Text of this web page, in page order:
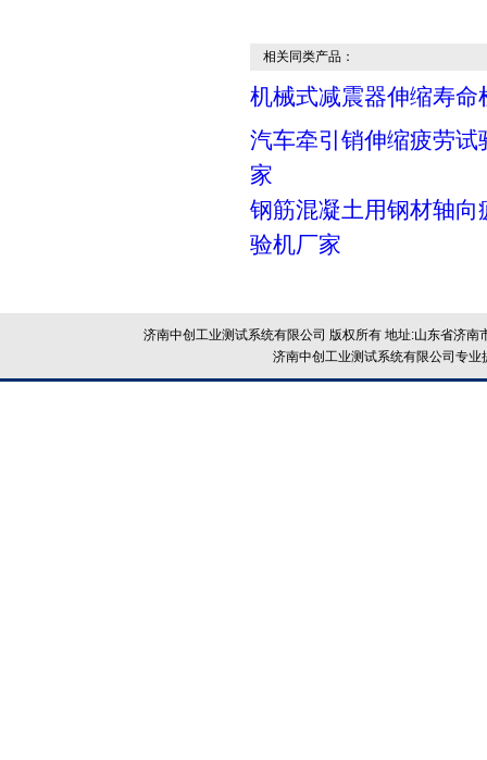
相关同类产品：
机械式减震器伸缩寿命
汽车牵引销伸缩疲劳试
家
钢筋混凝土用钢材轴向
验机厂家
济南中创工业测试系统有限公司 版权所有 地址:山东省济
济南中创工业测试系统有限公司专业